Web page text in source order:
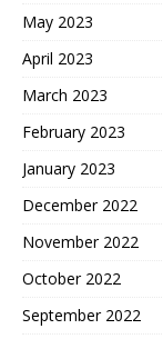
May 2023
April 2023
March 2023
February 2023
January 2023
December 2022
November 2022
October 2022
September 2022